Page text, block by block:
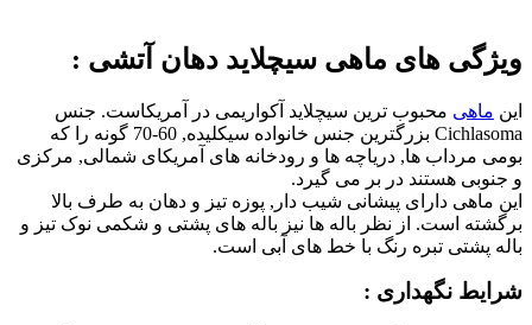
ویژگی های ماهی سیچلاید دهان آتشی :
این ماهی محبوب ترین سیچلاید آکواریمی در آمریکاست. جنس
Cichlasoma بزرگترین جنس خانواده سیکلیده, 60-70 گونه را که
بومی مرداب ها, دریاچه ها و رودخانه های آمریکای شمالی, مرکزی
و جنوبی هستند در بر می گیرد.
این ماهی دارای پیشانی شیب دار, پوزه تیز و دهان به طرف بالا
برگشته است. از نظر باله ها نیز باله های پشتی و شکمی نوک تیز و
باله پشتی تبره رنگ با خط های آبی است.
شرایط نگهداری :